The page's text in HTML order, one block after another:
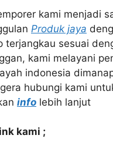
kami menjadi
Produk jaya
terjangkau sesuai
kami melayani
indonesia
hubungi kami
info lebih lanjut
kami ;